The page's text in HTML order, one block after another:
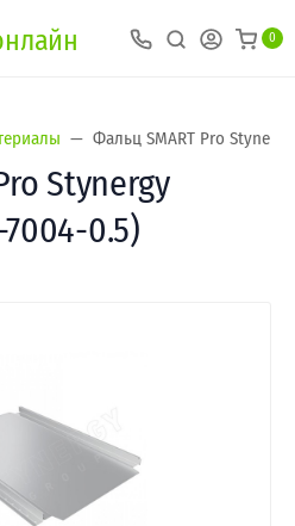
0
Фальц SMART Pro
Stynergy
7004-0.5)